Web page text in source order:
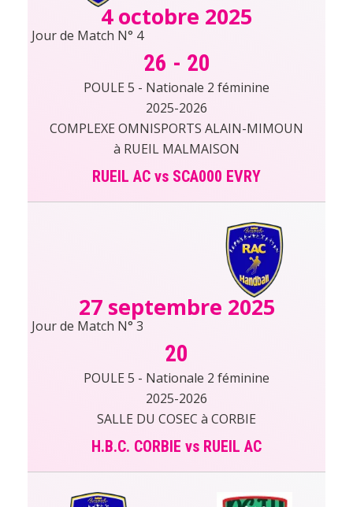
4 octobre 2025
Jour de Match N° 4
26 - 20
POULE 5 - Nationale 2 féminine
2025-2026
COMPLEXE OMNISPORTS ALAIN-MIMOUN
à RUEIL MALMAISON
RUEIL AC vs SCA000 EVRY
27 septembre 2025
Jour de Match N° 3
20
POULE 5 - Nationale 2 féminine
2025-2026
SALLE DU COSEC à CORBIE
H.B.C. CORBIE vs RUEIL AC